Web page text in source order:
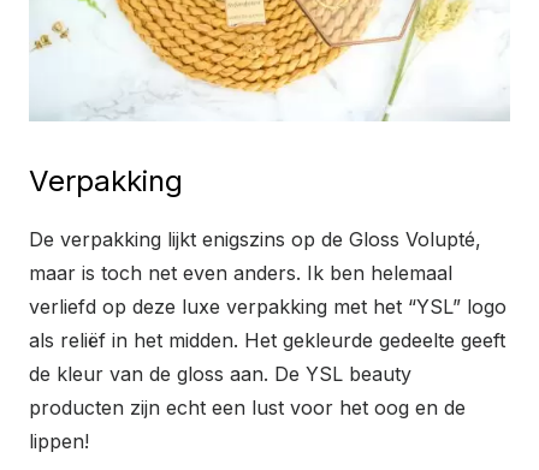
Verpakking
De verpakking lijkt enigszins op de Gloss Volupté,
maar is toch net even anders. Ik ben helemaal
verliefd op deze luxe verpakking met het “YSL” logo
als reliëf in het midden. Het gekleurde gedeelte geeft
de kleur van de gloss aan. De YSL beauty
producten zijn echt een lust voor het oog en de
lippen!